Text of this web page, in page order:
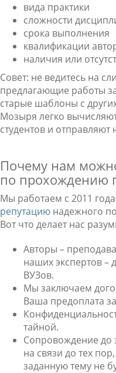
вида практики
сложности
срока выполнения
квалификации
наличия или
Совет: не ведитесь на
предлагающие работы
старые шаблоны с
Мозыря легко
студентов и отправляют
Почему нам
по прохождению
Мы работаем с 2011
репутацию надежного
Вот что делает нас
Авторы –
наших экспертов –
ВУЗов.
Мы заключаем
Ваша предоплата
тайной.
Сопровождение
на связи до тех
заданную тему не